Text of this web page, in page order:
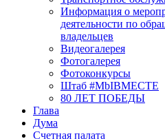
Информация о
деятельности по
владельцев
Видеогалерея
Фотогалерея
Фотоконкурсы
Штаб #MbIBMECTE
80 ЛЕТ ПОБЕДЫ
Глава
Дума
Счетная палата